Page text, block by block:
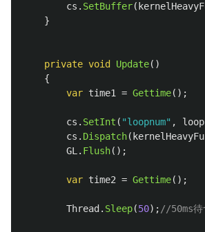
cs . SetBuffer(
}
private void Update()
{
var time1 = Gettime();
cs . SetInt ( "loopnum" ,
cs . Dispatch(
GL . Flush();
var time2 = Gettime();
Thread . Sleep(50); //50ms待